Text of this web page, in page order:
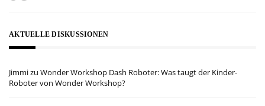
AKTUELLE DISKUSSIONEN
Jimmizu Wonder Workshop Dash Roboter: Was taugt der Kinder-
Roboter von Wonder Workshop?